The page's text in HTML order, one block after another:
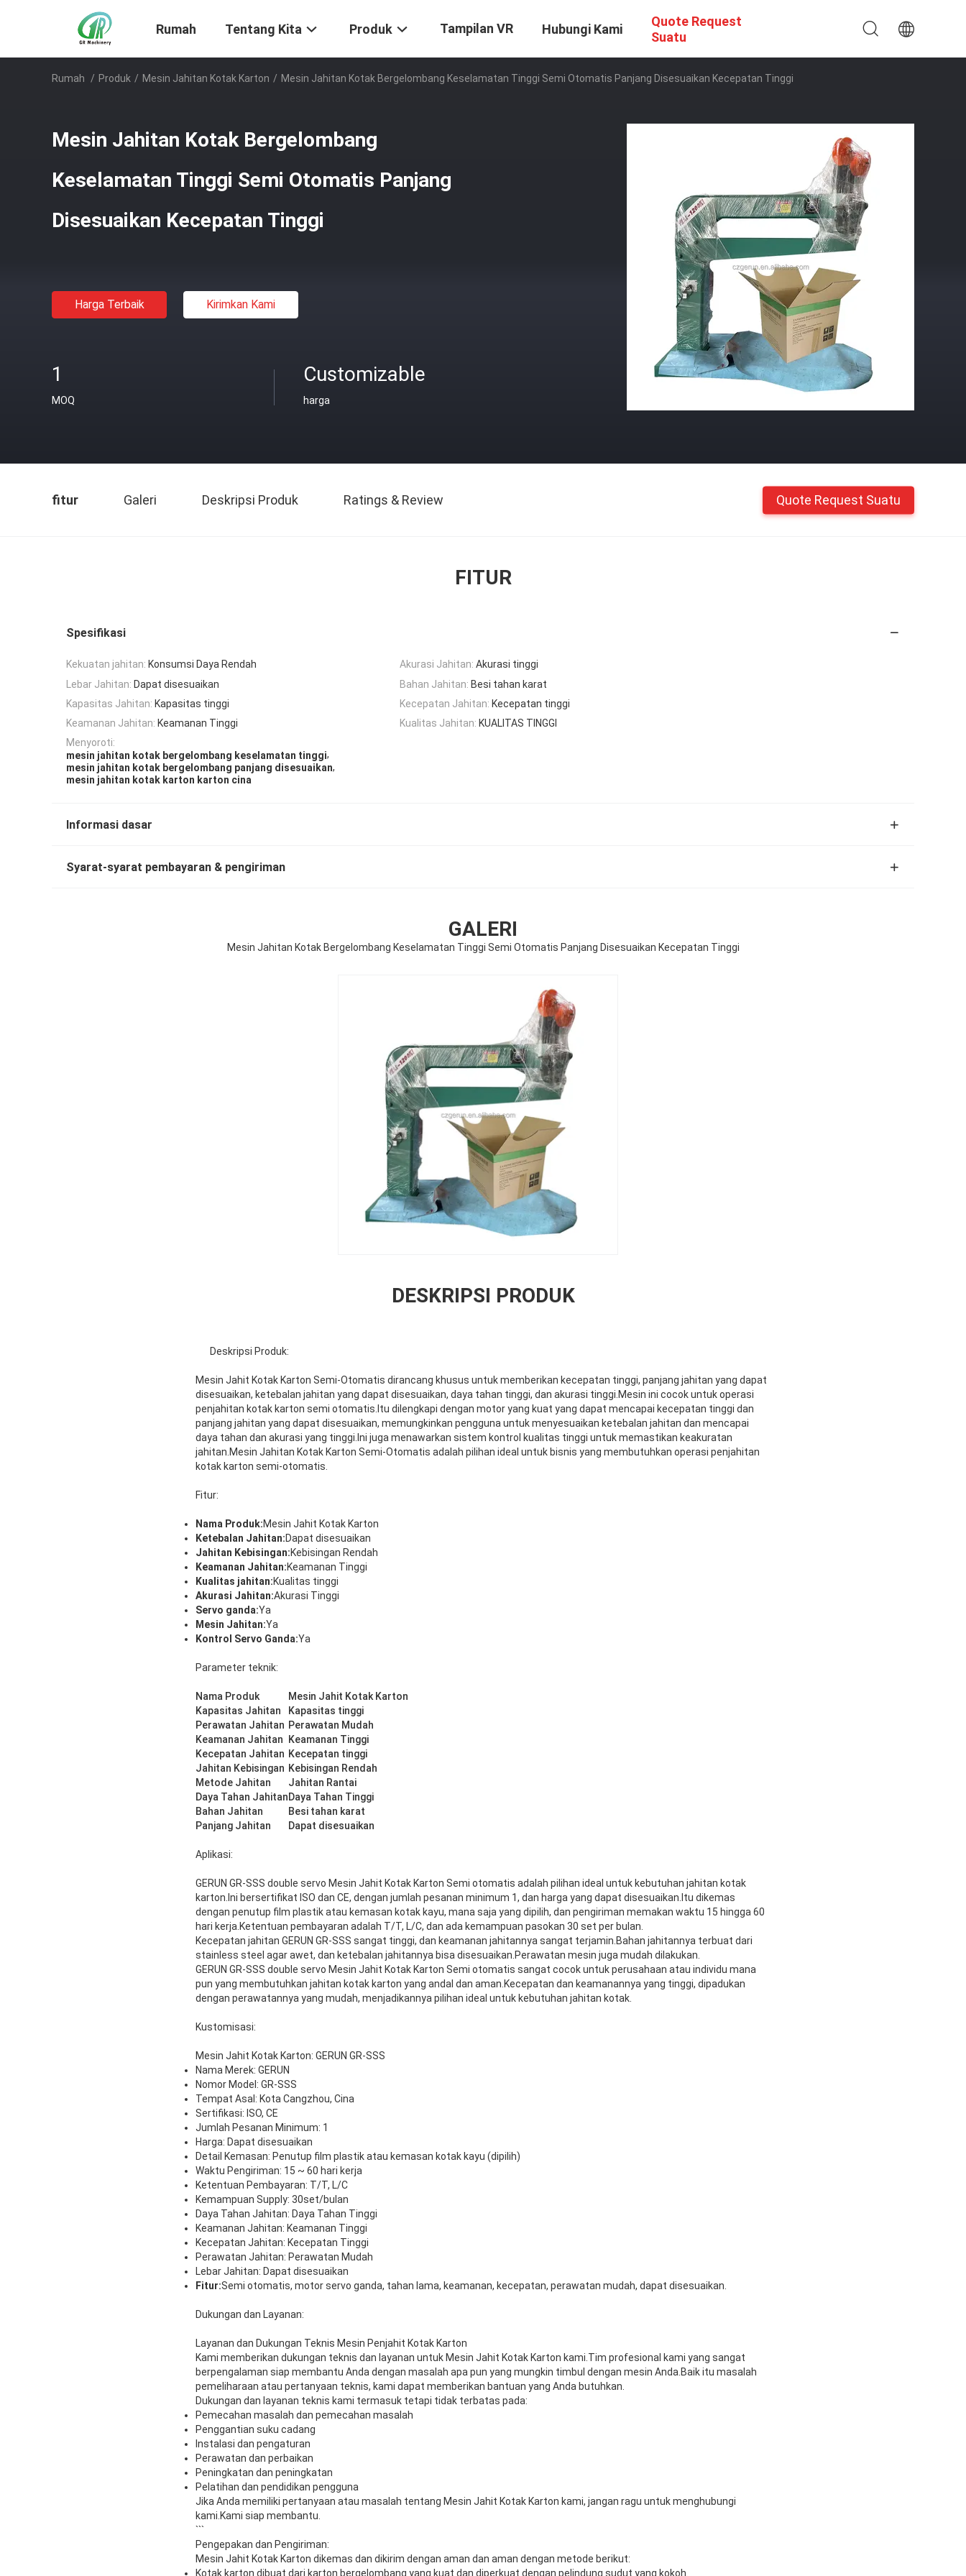
Rumah Tentang Kita Produk Tampilan VR Hubungi Kami
Quote Request
Suatu
Rumah / Produk / Mesin Jahitan Kotak Karton / Mesin Jahitan Kotak Bergelombang Keselamatan Tinggi Semi Otomatis Panjang Disesuaikan Kecepatan Tinggi
Mesin Jahitan Kotak Bergelombang
Keselamatan Tinggi Semi Otomatis Panjang
Disesuaikan Kecepatan Tinggi
Harga Terbaik Kirimkan Kami
1
MOQ
Customizable
harga
fitur Galeri Deskripsi Produk Ratings & Review Quote Request Suatu
FITUR
Spesifikasi
Kekuatan jahitan: Konsumsi Daya Rendah Akurasi Jahitan: Akurasi tinggi
Lebar Jahitan: Dapat disesuaikan Bahan Jahitan: Besi tahan karat
Kapasitas Jahitan: Kapasitas tinggi Kecepatan Jahitan: Kecepatan tinggi
Keamanan Jahitan: Keamanan Tinggi Kualitas Jahitan: KUALITAS TINGGI
Menyoroti:
mesin jahitan kotak bergelombang keselamatan tinggi,
mesin jahitan kotak bergelombang panjang disesuaikan,
mesin jahitan kotak karton karton cina
Informasi dasar
Syarat-syarat pembayaran & pengiriman
GALERI
Mesin Jahitan Kotak Bergelombang Keselamatan Tinggi Semi Otomatis Panjang Disesuaikan Kecepatan Tinggi
DESKRIPSI PRODUK
Deskripsi Produk:
Mesin Jahit Kotak Karton Semi-Otomatis dirancang khusus untuk memberikan kecepatan tinggi, panjang jahitan yang dapat
disesuaikan, ketebalan jahitan yang dapat disesuaikan, daya tahan tinggi, dan akurasi tinggi.Mesin ini cocok untuk operasi
penjahitan kotak karton semi otomatis.Itu dilengkapi dengan motor yang kuat yang dapat mencapai kecepatan tinggi dan
panjang jahitan yang dapat disesuaikan, memungkinkan pengguna untuk menyesuaikan ketebalan jahitan dan mencapai
daya tahan dan akurasi yang tinggi.Ini juga menawarkan sistem kontrol kualitas tinggi untuk memastikan keakuratan
jahitan.Mesin Jahitan Kotak Karton Semi-Otomatis adalah pilihan ideal untuk bisnis yang membutuhkan operasi penjahitan
kotak karton semi-otomatis.
Fitur:
Nama Produk:Mesin Jahit Kotak Karton
Ketebalan Jahitan:Dapat disesuaikan
Jahitan Kebisingan:Kebisingan Rendah
Keamanan Jahitan:Keamanan Tinggi
Kualitas jahitan:Kualitas tinggi
Akurasi Jahitan:Akurasi Tinggi
Servo ganda:Ya
Mesin Jahitan:Ya
Kontrol Servo Ganda:Ya
Parameter teknik:
Nama Produk
Mesin Jahit Kotak Karton
Kapasitas Jahitan
Kapasitas tinggi
Perawatan Jahitan Perawatan Mudah
Keamanan Jahitan
Keamanan Tinggi
Kecepatan Jahitan Kecepatan tinggi
Jahitan Kebisingan Kebisingan Rendah
Metode Jahitan
Jahitan Rantai
Daya Tahan JahitanDaya Tahan Tinggi
Bahan Jahitan
Besi tahan karat
Panjang Jahitan
Dapat disesuaikan
Aplikasi:
GERUN GR-SSS double servo Mesin Jahit Kotak Karton Semi otomatis adalah pilihan ideal untuk kebutuhan jahitan kotak
karton.Ini bersertifikat ISO dan CE, dengan jumlah pesanan minimum 1, dan harga yang dapat disesuaikan.Itu dikemas
dengan penutup film plastik atau kemasan kotak kayu, mana saja yang dipilih, dan pengiriman memakan waktu 15 hingga 60
hari kerja.Ketentuan pembayaran adalah T/T, L/C, dan ada kemampuan pasokan 30 set per bulan.
Kecepatan jahitan GERUN GR-SSS sangat tinggi, dan keamanan jahitannya sangat terjamin.Bahan jahitannya terbuat dari
stainless steel agar awet, dan ketebalan jahitannya bisa disesuaikan.Perawatan mesin juga mudah dilakukan.
GERUN GR-SSS double servo Mesin Jahit Kotak Karton Semi otomatis sangat cocok untuk perusahaan atau individu mana
pun yang membutuhkan jahitan kotak karton yang andal dan aman.Kecepatan dan keamanannya yang tinggi, dipadukan
dengan perawatannya yang mudah, menjadikannya pilihan ideal untuk kebutuhan jahitan kotak.
Kustomisasi:
Mesin Jahit Kotak Karton: GERUN GR-SSS
Nama Merek: GERUN
Nomor Model: GR-SSS
Tempat Asal: Kota Cangzhou, Cina
Sertifikasi: ISO, CE
Jumlah Pesanan Minimum: 1
Harga: Dapat disesuaikan
Detail Kemasan: Penutup film plastik atau kemasan kotak kayu (dipilih)
Waktu Pengiriman: 15 ~ 60 hari kerja
Ketentuan Pembayaran: T/T, L/C
Kemampuan Supply: 30set/bulan
Daya Tahan Jahitan: Daya Tahan Tinggi
Keamanan Jahitan: Keamanan Tinggi
Kecepatan Jahitan: Kecepatan Tinggi
Perawatan Jahitan: Perawatan Mudah
Lebar Jahitan: Dapat disesuaikan
Fitur:Semi otomatis, motor servo ganda, tahan lama, keamanan, kecepatan, perawatan mudah, dapat disesuaikan.
Dukungan dan Layanan:
Layanan dan Dukungan Teknis Mesin Penjahit Kotak Karton
Kami memberikan dukungan teknis dan layanan untuk Mesin Jahit Kotak Karton kami.Tim profesional kami yang sangat
berpengalaman siap membantu Anda dengan masalah apa pun yang mungkin timbul dengan mesin Anda.Baik itu masalah
pemeliharaan atau pertanyaan teknis, kami dapat memberikan bantuan yang Anda butuhkan.
Dukungan dan layanan teknis kami termasuk tetapi tidak terbatas pada:
Pemecahan masalah dan pemecahan masalah
Penggantian suku cadang
Instalasi dan pengaturan
Perawatan dan perbaikan
Peningkatan dan peningkatan
Pelatihan dan pendidikan pengguna
Jika Anda memiliki pertanyaan atau masalah tentang Mesin Jahit Kotak Karton kami, jangan ragu untuk menghubungi
kami.Kami siap membantu.
```
Pengepakan dan Pengiriman:
Mesin Jahit Kotak Karton dikemas dan dikirim dengan aman dan aman dengan metode berikut:
Kotak karton dibuat dari karton bergelombang yang kuat dan diperkuat dengan pelindung sudut yang kokoh.